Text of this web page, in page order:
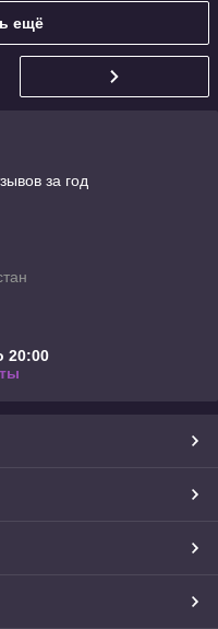
ещё
за год
20:00